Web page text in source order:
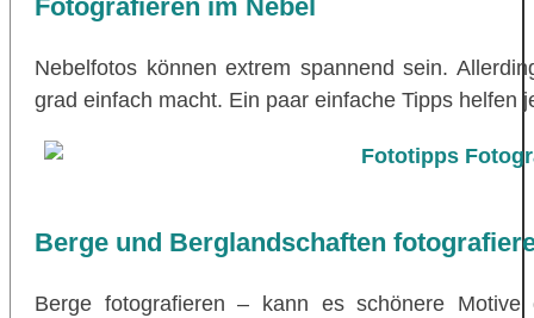
Fotografieren im Nebel
Nebelfotos können extrem spannend sein.
grad einfach macht. Ein paar einfache Tipps helfen
Berge und Berglandschaften
Berge fotografieren – kann es schönere